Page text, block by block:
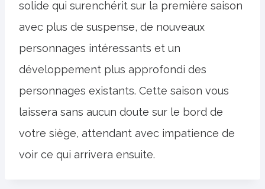
solide qui surenchérit sur la première saison
avec plus de suspense, de nouveaux
personnages intéressants et un
développement plus approfondi des
personnages existants. Cette saison vous
laissera sans aucun doute sur le bord de
votre siège, attendant avec impatience de
voir ce qui arrivera ensuite.